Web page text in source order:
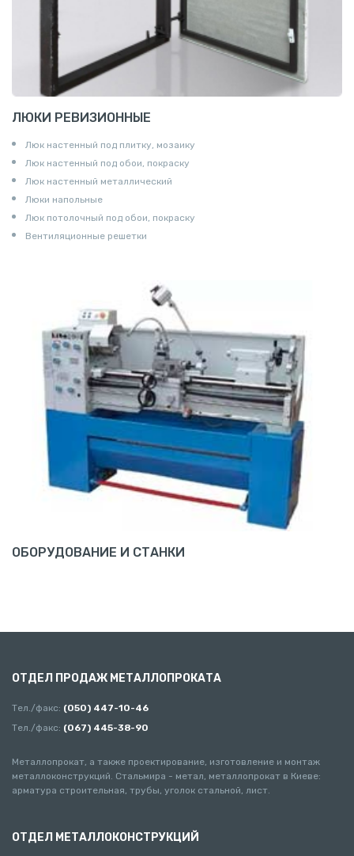
ЛЮКИ РЕВИЗИОННЫЕ
Люк настенный под плитку, мозаику
Люк настенный под обои, покраску
Люк настенный металлический
Люки напольные
Люк потолочный под обои, покраску
Вентиляционные решетки
ОБОРУДОВАНИЕ И СТАНКИ
ОТДЕЛ ПРОДАЖ МЕТАЛЛОПРОКАТА
Тел./факс: (050) 447-10-46
Тел./факс: (067) 445-38-90
Металлопрокат, а также проектирование, изготовление и монтаж
металлоконструкций. Стальмира - метал, металлопрокат в Киеве:
арматура строительная, трубы, уголок стальной, лист.
ОТДЕЛ МЕТАЛЛОКОНСТРУКЦИЙ